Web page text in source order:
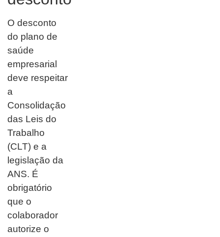
O desconto
do plano de
saúde
empresarial
deve respeitar
a
Consolidação
das Leis do
Trabalho
(CLT) e a
legislação da
ANS. É
obrigatório
que o
colaborador
autorize o